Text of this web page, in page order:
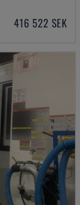
416 522 SEK